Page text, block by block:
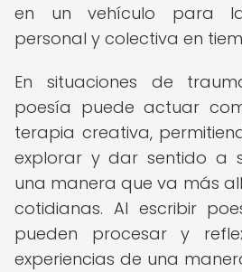
en un vehículo para la
personal y colectiva en
En situaciones de
poesía puede actuar
terapia creativa,
explorar y dar sentido a
una manera que va más
cotidianas. Al escribir
pueden procesar y
experiencias de una